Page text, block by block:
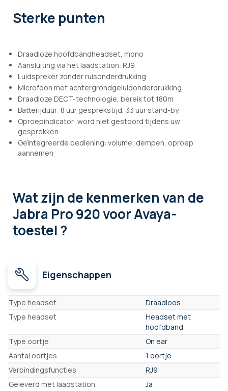
Sterke punten
Draadloze hoofdbandheadset, mono
Aansluiting via het laadstation: RJ9
Luidspreker zonder ruisonderdrukking
Microfoon met achtergrondgeluidonderdrukking
Draadloze DECT-technologie, bereik tot 180m
Batterijduur: 8 uur gesprekstijd, 33 uur stand-by
Oproepindicator: word niet gestoord tijdens uw
gesprekken
Geïntegreerde bediening: volume, dempen, oproep
aannemen
Wat zijn de kenmerkenvan de
Jabra Pro 920 voor Avaya-
toestel ?
Eigenschappen
Eigenschappen
Type headset
Draadloos
Type headset
Headset met
hoofdband
Type oortje
On ear
Aantal oortjes
1 oortje
Verbindingsfuncties
RJ9
Geleverd met laadstation
Ja